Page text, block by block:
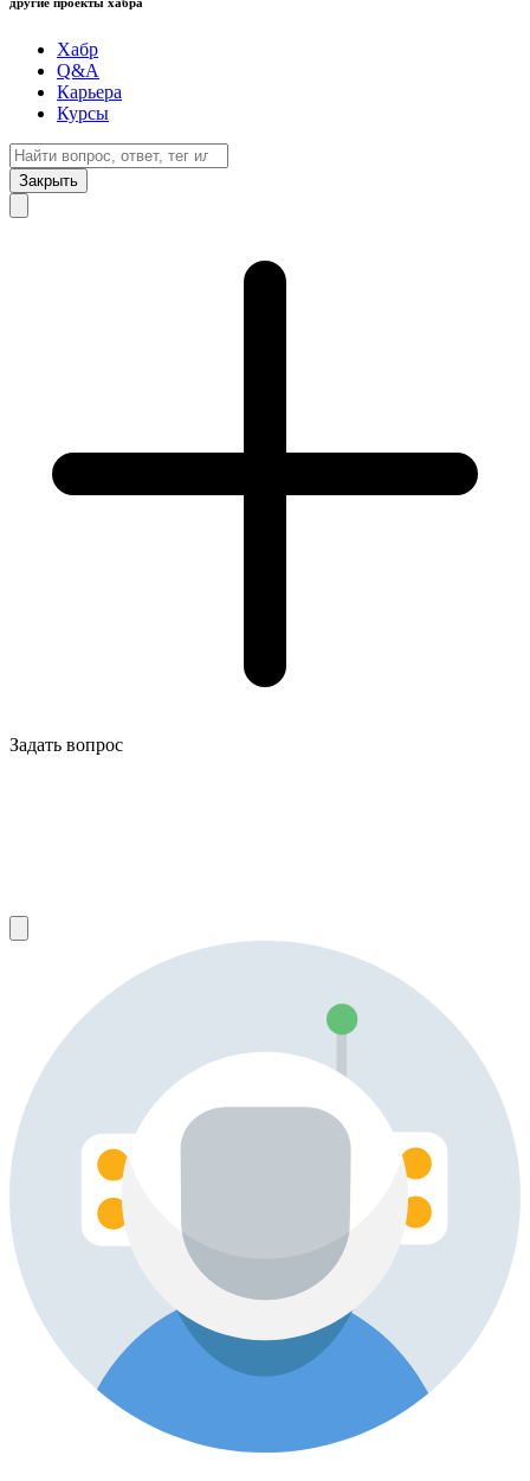
Хабр
Q&A
Карьера
Курсы
Закрыть
Задать вопрос